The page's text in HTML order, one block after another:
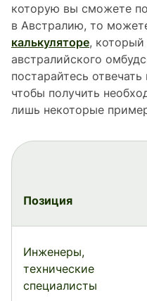
которую вы сможете
в Австралию, то
калькуляторе, который
австралийского
постарайтесь
чтобы получить
лишь некоторые
Позиция
Инженеры,
технические
специалисты